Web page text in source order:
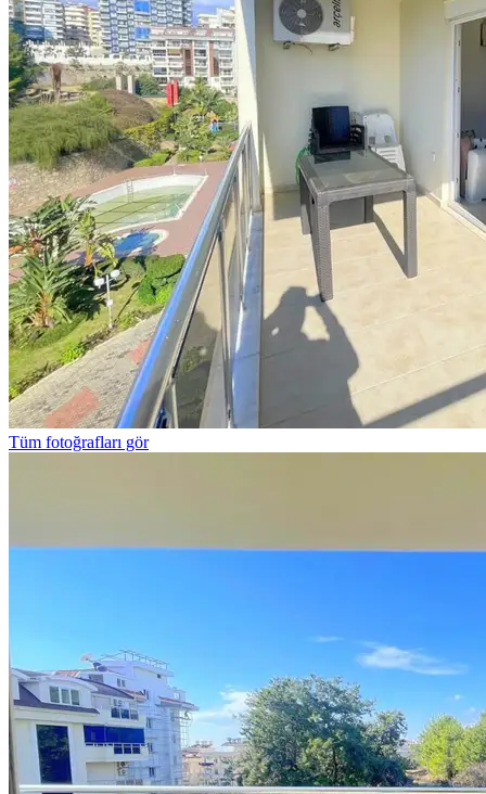
Tüm fotoğrafları gör